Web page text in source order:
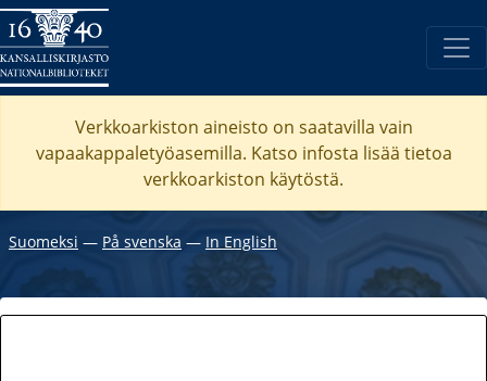
Verkkoarkiston aineisto on saatavilla vain
vapaakappaletyöasemilla. Katso infosta lisää tietoa
verkkoarkiston käytöstä.
Suomeksi ― På svenska ― In English